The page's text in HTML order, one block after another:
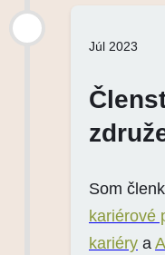
Júl 2023
Som
kariérové
kariéry a